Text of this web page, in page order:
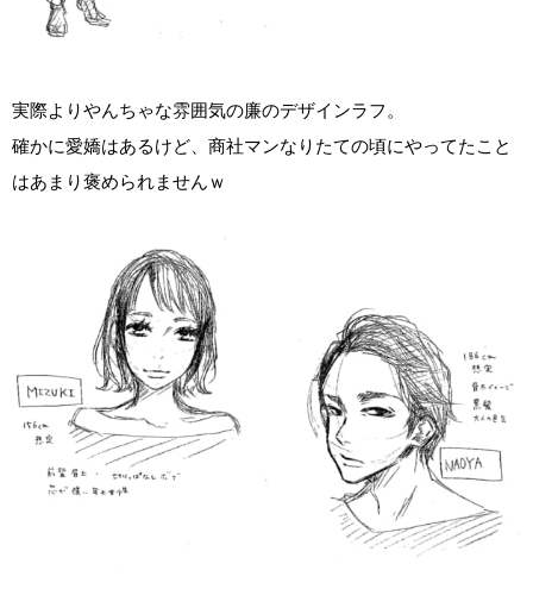
実際よりやんちゃな雰囲気の廉のデザインラフ。
確かに愛嬌はあるけど、商社マンなりたての頃にやってたこと
はあまり褒められませんｗ